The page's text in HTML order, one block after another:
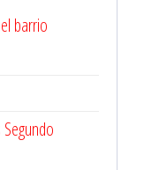
barrio